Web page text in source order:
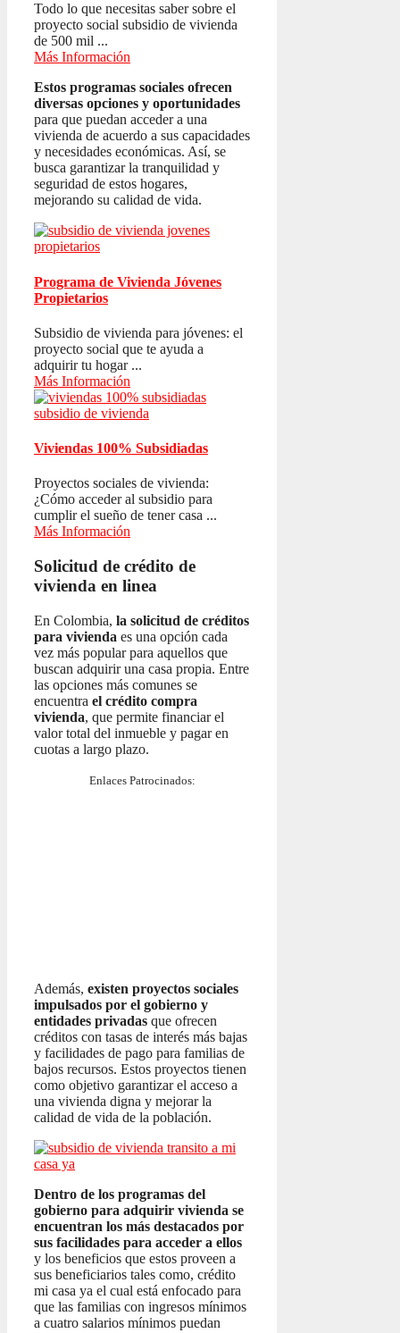
Todo lo que necesitas saber sobre el
proyecto social subsidio de vivienda
de 500 mil ...
Más Información
Estos programas sociales ofrecen
diversas opciones y oportunidades
para que puedan acceder a una
vivienda de acuerdo a sus capacidades
y necesidades económicas. Así, se
busca garantizar la tranquilidad y
seguridad de estos hogares,
mejorando su calidad de vida.
Programa de Vivienda Jóvenes
Propietarios
Subsidio de vivienda para jóvenes: el
proyecto social que te ayuda a
adquirir tu hogar ...
Más Información
Viviendas 100% Subsidiadas
Proyectos sociales de vivienda:
¿Cómo acceder al subsidio para
cumplir el sueño de tener casa ...
Más Información
Solicitud de crédito de
vivienda en linea
En Colombia, la solicitud de créditos
para vivienda es una opción cada
vez más popular para aquellos que
buscan adquirir una casa propia. Entre
las opciones más comunes se
encuentra el crédito compra
vivienda, que permite financiar el
valor total del inmueble y pagar en
cuotas a largo plazo.
Enlaces Patrocinados:
Además, existen proyectos sociales
impulsados por el gobierno y
entidades privadas que ofrecen
créditos con tasas de interés más bajas
y facilidades de pago para familias de
bajos recursos. Estos proyectos tienen
como objetivo garantizar el acceso a
una vivienda digna y mejorar la
calidad de vida de la población.
Dentro de los programas del
gobierno para adquirir vivienda se
encuentran los más destacados por
sus facilidades para acceder a ellos
y los beneficios que estos proveen a
sus beneficiarios tales como, crédito
mi casa ya el cual está enfocado para
que las familias con ingresos mínimos
a cuatro salarios mínimos puedan